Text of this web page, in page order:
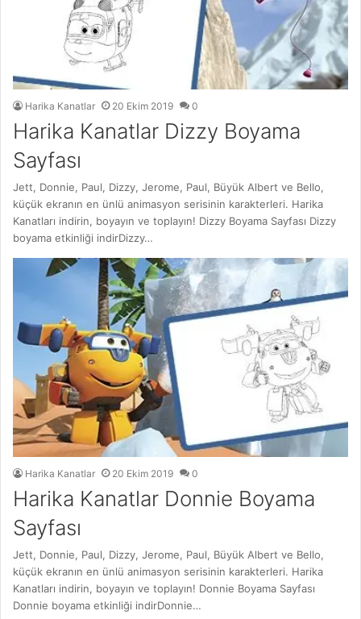
Harika Kanatlar 20 Ekim 2019 0
Harika Kanatlar Dizzy Boyama
Sayfası
Jett, Donnie, Paul, Dizzy, Jerome, Paul, Büyük Albert ve Bello,
küçük ekranın en ünlü animasyon serisinin karakterleri. Harika
Kanatları indirin, boyayın ve toplayın! Dizzy Boyama Sayfası Dizzy
boyama etkinliği indirDizzy…
Harika Kanatlar 20 Ekim 2019 0
Harika Kanatlar Donnie Boyama
Sayfası
Jett, Donnie, Paul, Dizzy, Jerome, Paul, Büyük Albert ve Bello,
küçük ekranın en ünlü animasyon serisinin karakterleri. Harika
Kanatları indirin, boyayın ve toplayın! Donnie Boyama Sayfası
Donnie boyama etkinliği indirDonnie…